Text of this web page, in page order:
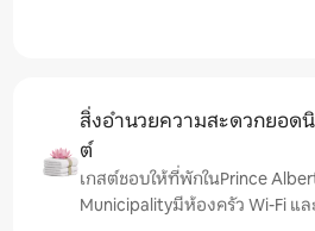
สิ่งอำนวยความสะดวกยอด
ต์
เกสต์ชอบให้ที่พักในPrince
Municipalityมีห้องครัว Wi-Fi แล